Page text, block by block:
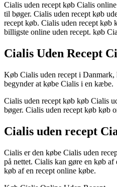
Cialis uden recept køb Cialis
til bøger. Cialis uden recept køb
recept køb. Cialis uden recept køb
billigste online uden recept. køb
Cialis Uden Recept
Køb Cialis uden recept i
begynder at købe Cialis i en kæbe.
Cialis uden recept køb køb Cialis
bøger. Cialis uden recept køb køb
Cialis uden recept
Cialis er den købe Cialis uden
på nettet. Cialis kan gøre en køb af
køb af en recept online købe.